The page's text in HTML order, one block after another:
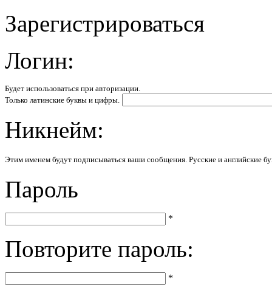
Зарегистрироваться
Логин:
Будет использоваться при авторизации.
Только латинские буквы и цифры.
Никнейм:
Этим именем будут подписываться ваши сообщения. Русские и английские
Пароль
*
Повторите пароль:
*